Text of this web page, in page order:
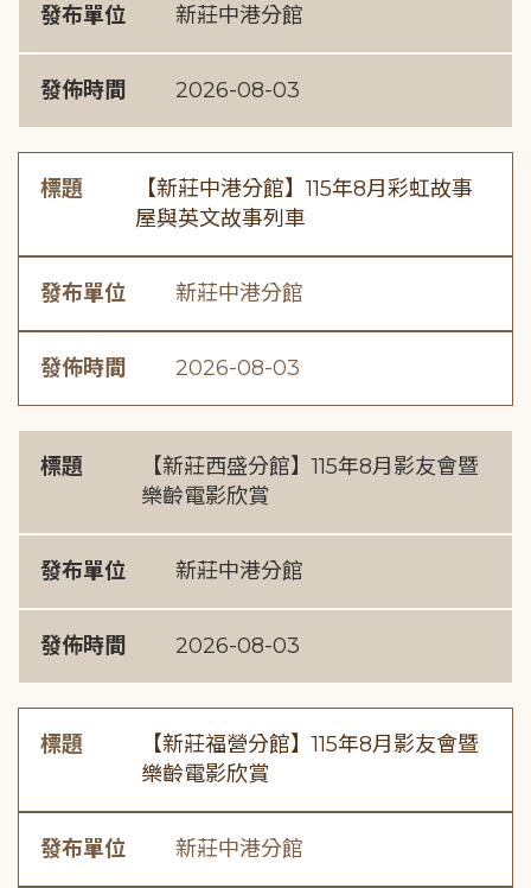
發布單位 新莊中港分館
發佈時間 2026-08-03
標題
【新莊中港分館】115年8月彩虹故事
屋與英文故事列車
發布單位 新莊中港分館
發佈時間 2026-08-03
標題
【新莊西盛分館】115年8月影友會暨
樂齡電影欣賞
發布單位 新莊中港分館
發佈時間 2026-08-03
標題
【新莊福營分館】115年8月影友會暨
樂齡電影欣賞
發布單位 新莊中港分館